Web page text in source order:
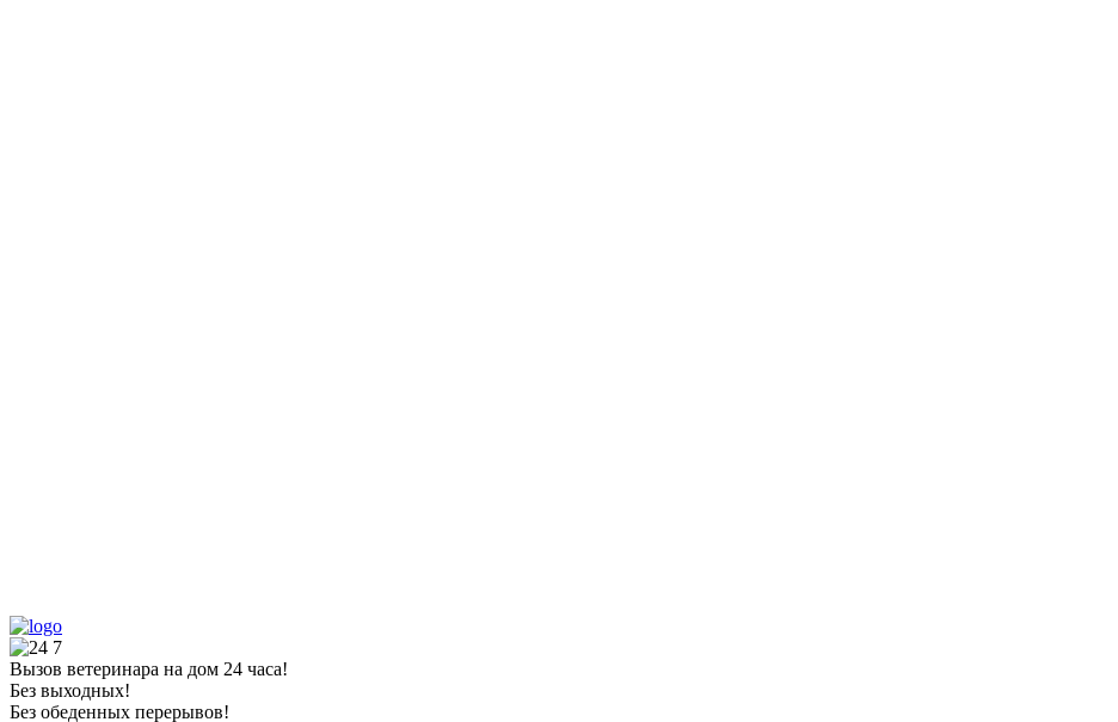
Вызов ветеринара на дом 24 часа!
Без выходных!
Без обеденных перерывов!